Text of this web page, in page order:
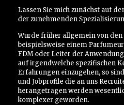
Lassen Sie mich zunächst auf
der zunehmenden
Wurde früher allgemein von
beispielsweise einem
FDM oder Leiter der
auf irgendwelche spezifischen
Erfahrungen einzugehen, so
und Jobprofile die an uns
herangetragen werden
komplexer geworden.